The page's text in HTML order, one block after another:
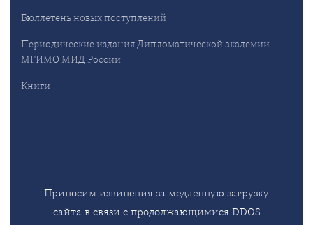
Бюллетень новых поступлений
Периодические издания Дипломатической академии
МГИМО МИД России
Книги
Приносим извинения за медленную загрузку
сайта в связи с продолжающимися DDOS